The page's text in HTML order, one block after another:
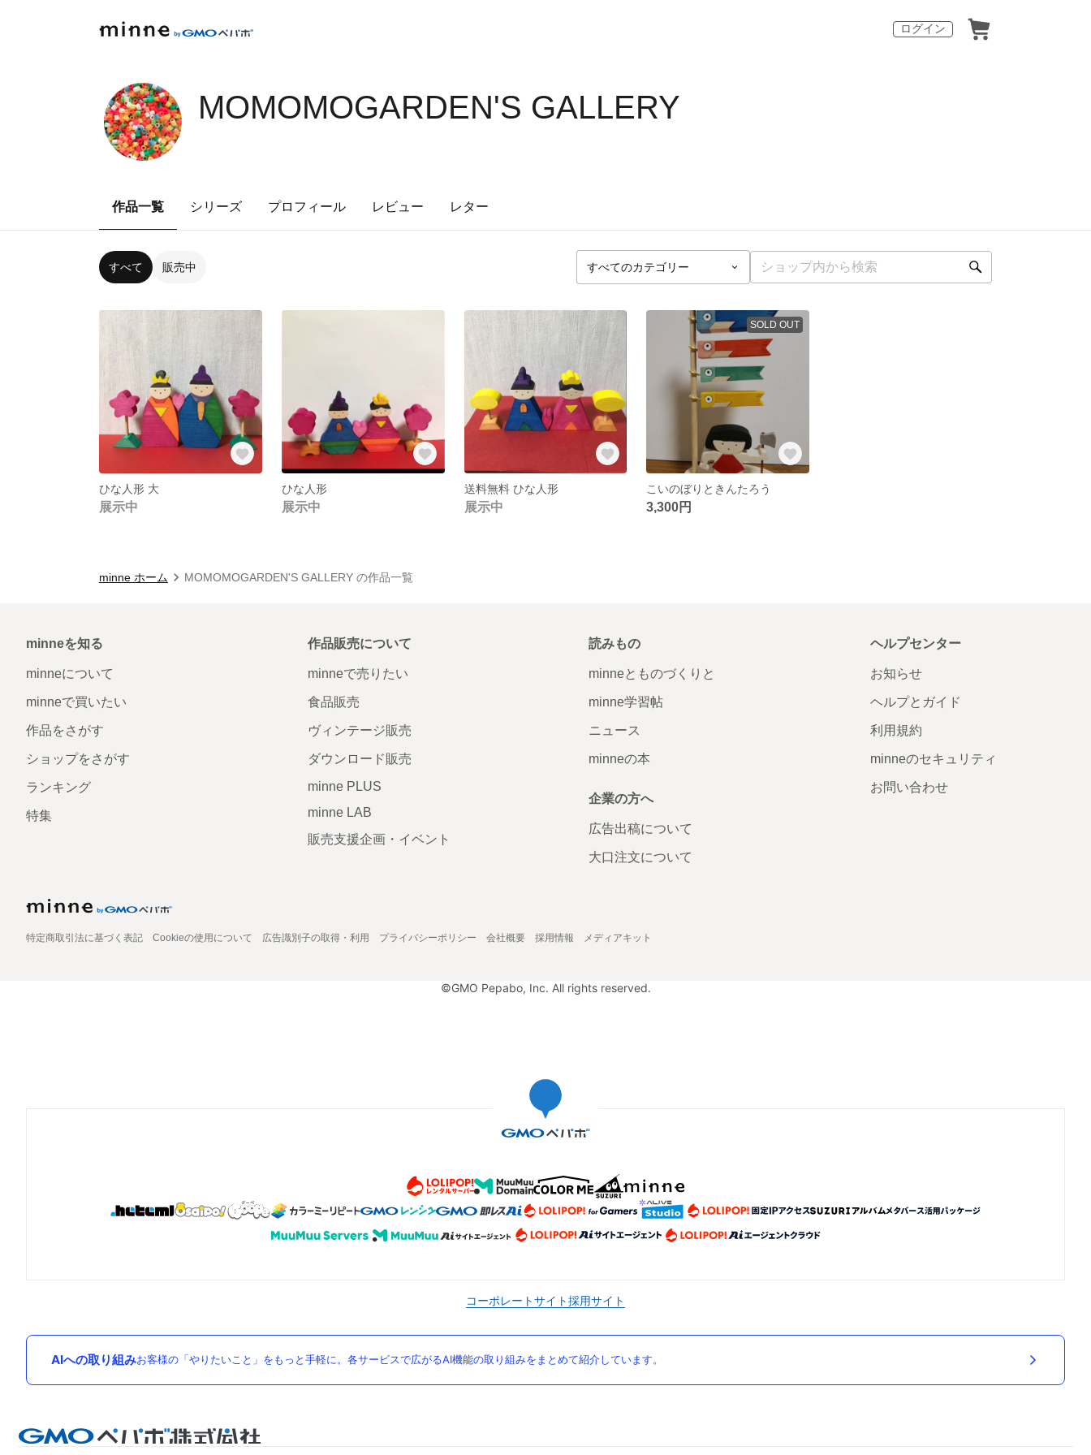
ログイン
MOMOMOGARDEN'S GALLERY
作品一覧 シリーズ プロフィール レビュー レター
すべて 販売中
ひな人形 大
展示中
ひな人形
展示中
送料無料 ひな人形
展示中
SOLD OUT
こいのぼりときんたろう
3,300円
minne ホーム MOMOMOGARDEN'S GALLERY の作品一覧
minneを知る
minneについて
minneで買いたい
作品をさがす
ショップをさがす
ランキング
特集
作品販売について
minneで売りたい
食品販売
ヴィンテージ販売
ダウンロード販売
minne PLUS
minne LAB
販売支援企画・イベント
読みもの
minneとものづくりと
minne学習帖
ニュース
minneの本
企業の方へ
広告出稿について
大口注文について
ヘルプセンター
お知らせ
ヘルプとガイド
利用規約
minneのセキュリティ
お問い合わせ
特定商取引法に基づく表記 Cookieの使用について 広告識別子の取得・利用 プライバシーポリシー 会社概要 採用情報 メディアキット
©GMO Pepabo, Inc. All rights reserved.
コーポレートサイト採用サイト
AIへの取り組みお客様の「やりたいこと」をもっと手軽に。各サービスで広がるAI機能の取り組みをまとめて紹介しています。